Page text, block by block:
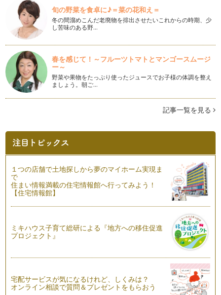
冬野菜を食べよう♪
みなさん、こんにちは！ アクティブ野菜ソムリエの岩本 香
です。 いよいよ冬が始まりまし…
冬至とカボチャ
皆さん、こんにちは！ アクティブ野菜ソムリエの岩本 香で
す。 立冬を過ぎ、肌寒い日…
調味料のひみつ
皆さん、こんにちは！ アクティブ野菜ソムリエの岩本 香で
こんにちは！ アクティブ野菜ソムリエの 岩本香です。 一
雨ごとに秋が近づいているの…
子どもと考えよう～食べ物の選び方～
こんにちは、アクティブ野菜ソムリエの岩本 香です。金木犀
の花の香りが漂い、秋の訪れを感じま…
ニンジンをもっと楽しもう♪
こんにちは！ アクティブ野菜ソムリエの 岩本 香です。
蝉の声から、少しずつ虫の声に代…
こんにちは！ アクティブ野菜ソムリエの 岩本 香です。9
月になり、長かった夏休みも終わりま…
変身上手な野菜～ナスぎらい克服しよう～
皆さん、こんにちは！アクティブ野菜ソムリエの 岩本 香で
旬の野菜を食卓に♪＝菜の花和え＝
冬の間溜めこんだ老廃物を排出させたいこれからの時期、少
し苦味のある野…
春を感じて！～フルーツトマトとマンゴースムージ
ー～
野菜や果物をたっぷり使ったジュースでお子様の体調を整え
ましょう。朝ご…
記事一覧を見る
１つの店舗で土地探しから夢のマイホーム実現ま
で
住まい情報満載の住宅情報館へ行ってみよう！
【住宅情報館】
ミキハウス子育て総研による『地方への移住促進
プロジェクト』
宅配サービスが気になるけれど、しくみは？
オンライン相談で質問＆プレゼントをもらおう